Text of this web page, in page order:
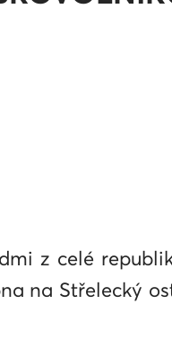
z celé
na Střelecký